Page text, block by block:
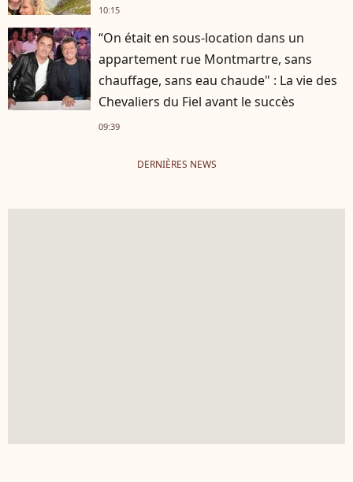
10:15
“On était en sous-location dans un
appartement rue Montmartre, sans
chauffage, sans eau chaude" : La vie des
Chevaliers du Fiel avant le succès
09:39
DERNIÈRES NEWS